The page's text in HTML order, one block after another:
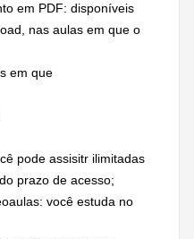
em PDF: disponíveis
nas aulas em que o
em que
pode assisitr ilimitadas
prazo de acesso;
você estuda no